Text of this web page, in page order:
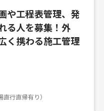
や工程表管理、発
る人を募集！外
く携わる施工管理
行直帰有り）